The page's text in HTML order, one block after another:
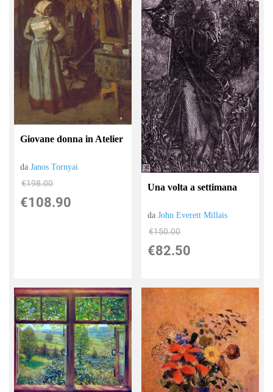
Giovane donna in Atelier
daJanos Tornyai
€198.00
€108.90
Una volta a settimana
daJohn Everett Millais
€150.00
€82.50